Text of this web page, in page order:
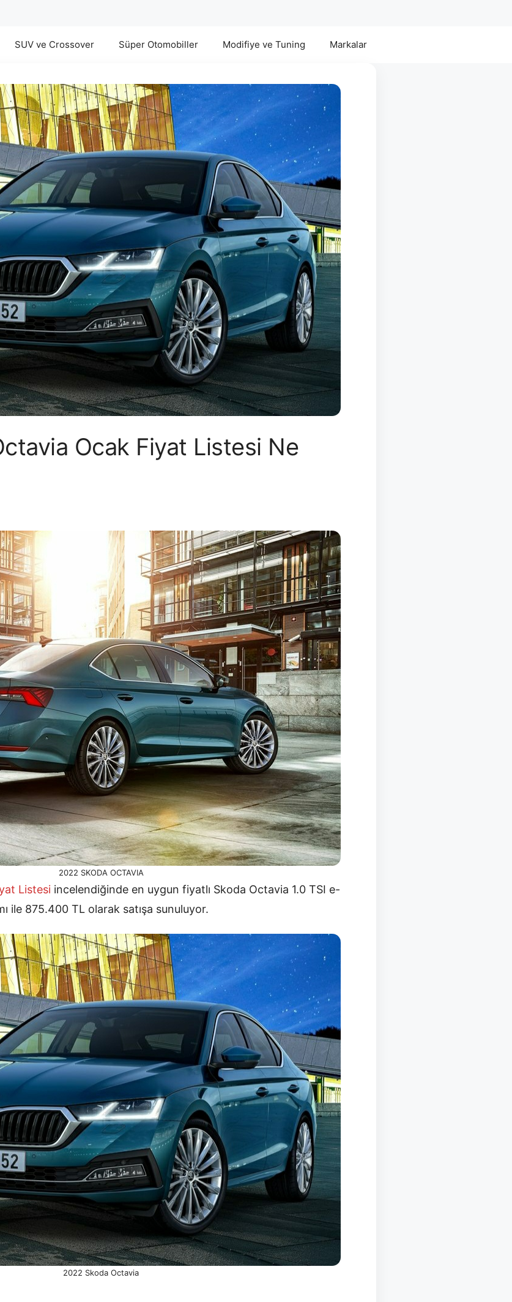
SUV ve Crossover Süper Otomobiller Modifiye ve Tuning Markalar
Ocak Fiyat Listesi Ne
2022 SKODA OCTAVIA
Listesi incelendiğinde en uygun fiyatlı Skoda Octavia 1.0 TSI e-
ile 875.400 TL olarak satışa sunuluyor.
2022 Skoda Octavia